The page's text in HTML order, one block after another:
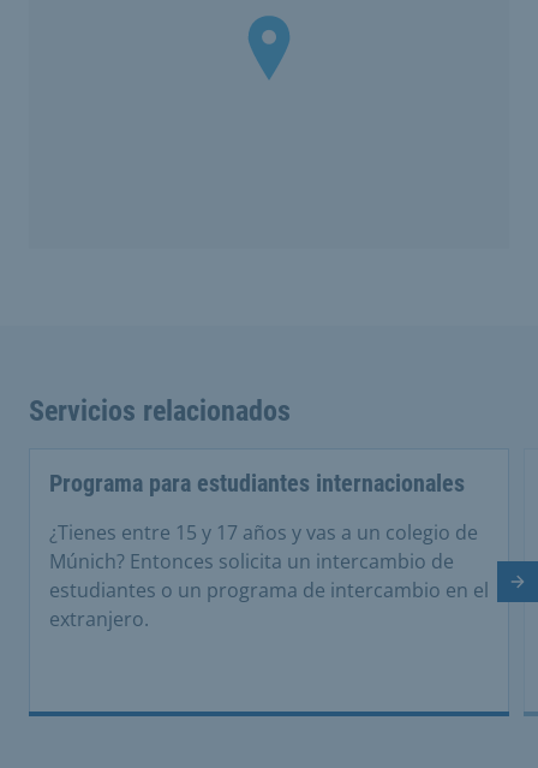
Servicios relacionados
Programa para estudiantes internacionales
¿Tienes entre 15 y 17 años y vas a un colegio de
Múnich? Entonces solicita un intercambio de
estudiantes o un programa de intercambio en el
extranjero.